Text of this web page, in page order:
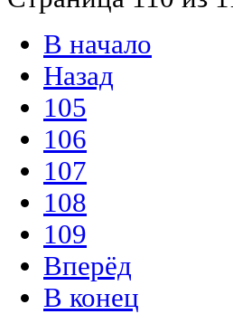
В начало
Назад
105
106
107
108
109
Вперёд
В конец